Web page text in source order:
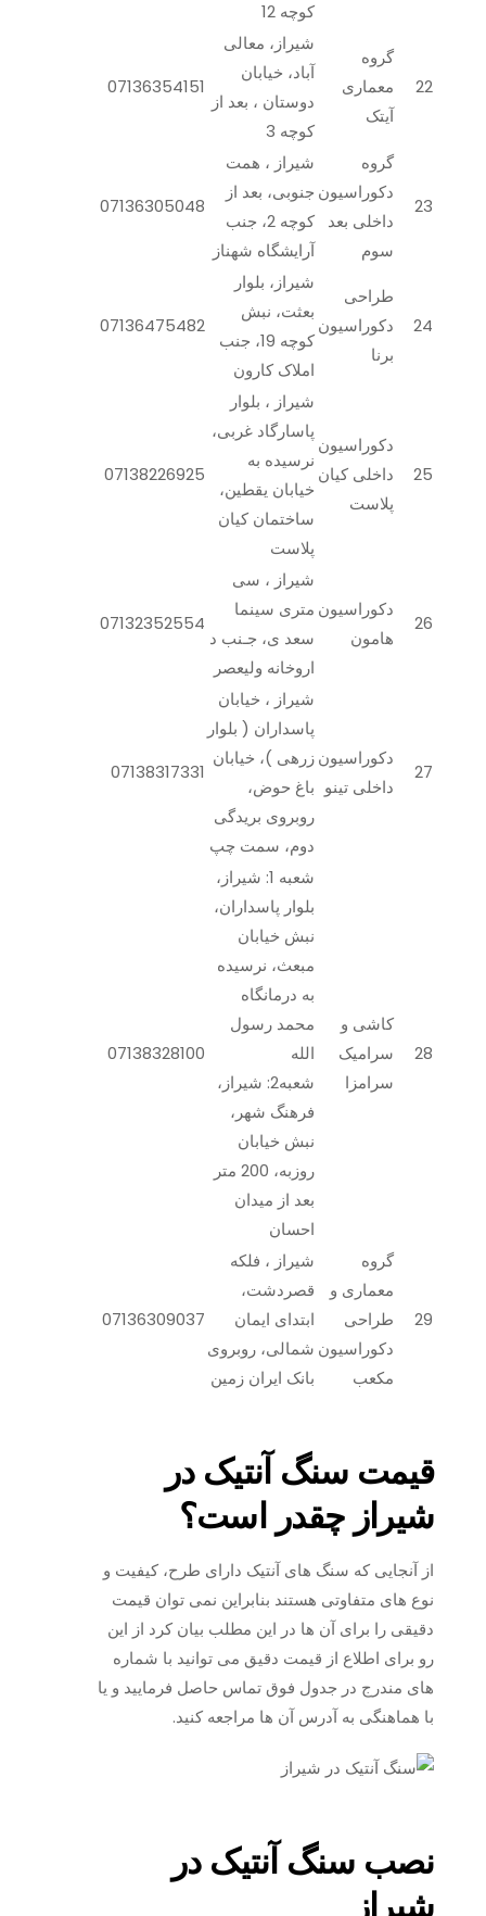
کوچه 12
22
گروه
معماری
آیتک
شیراز، معالی
آباد، خیابان
دوستان ، بعد از
کوچه 3
07136354151
23
گروه
دکوراسیون
داخلی بعد
سوم
شیراز ، همت
جنوبی، بعد از
کوچه 2، جنب
آرایشگاه شهناز
07136305048
24
طراحی
دکوراسیون
برنا
شیراز، بلوار
بعثت، نبش
کوچه 19، جنب
املاک کارون
07136475482
25
دکوراسیون
داخلی کیان
پلاست
شیراز ، بلوار
پاسارگاد غربی،
نرسیده به
خیابان یقطین،
ساختمان کیان
پلاست
07138226925
26
دکوراسیون
هامون
شیراز ، سی
متری سینما
سعد ی، جـنب د
اروخانه ولیعصر
07132352554
27
دکوراسیون
داخلی تینو
شیراز ، خیابان
پاسداران ( بلوار
زرهی )، خیابان
باغ حوض،
روبروی بریدگی
دوم، سمت چپ
07138317331
28
کاشی و
سرامیک
سرامزا
شعبه 1: شیراز،
بلوار پاسداران،
نبش خیابان
مبعث، نرسیده
به درمانگاه
محمد رسول
الله
شعبه2: شیراز،
فرهنگ شهر،
نبش خیابان
روزبه، 200 متر
بعد از میدان
احسان
07138328100
29
گروه
معماری و
طراحی
دکوراسیون
مکعب
شیراز ، فلکه
قصردشت،
ابتدای ایمان
شمالی، روبروی
بانک ایران زمین
07136309037
قیمت سنگ آنتیک در
شیراز چقدر است؟
از آنجایی که سنگ های آنتیک دارای طرح، کیفیت و
نوع های متفاوتی هستند بنابراین نمی توان قیمت
دقیقی را برای آن ها در این مطلب بیان کرد از این
رو برای اطلاع از قیمت دقیق می توانید با شماره
های مندرج در جدول فوق تماس حاصل فرمایید و یا
با هماهنگی به آدرس آن ها مراجعه کنید.
نصب سنگ آنتیک در
شیراز